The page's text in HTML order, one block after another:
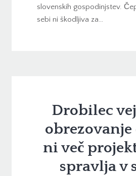
slovenskih gospodinjstev.
sebi ni škodljiva za…
Drobilec
obrezovanje
ni več
spravlja v